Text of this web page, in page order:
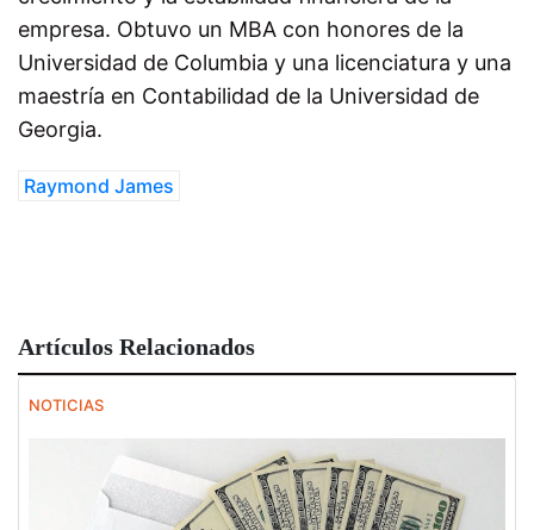
empresa. Obtuvo un MBA con honores de la
Universidad de Columbia y una licenciatura y una
maestría en Contabilidad de la Universidad de
Georgia.
Raymond James
Artículos Relacionados
NOTICIAS